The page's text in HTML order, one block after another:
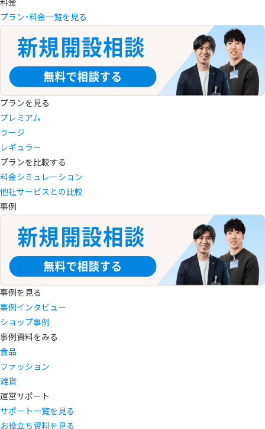
料金
プラン・料金一覧を見る
プランを見る
プレミアム
ラージ
レギュラー
プランを比較する
料金シミュレーション
他社サービスとの比較
事例
事例を見る
事例インタビュー
ショップ事例
事例資料をみる
食品
ファッション
雑貨
運営サポート
サポート一覧を見る
お役立ち資料を見る